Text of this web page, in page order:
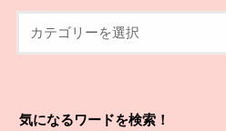
気になるワードを検索！